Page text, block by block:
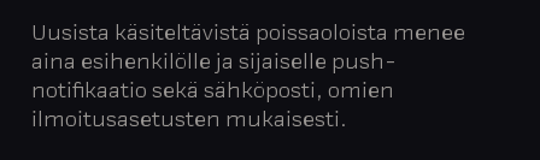
Uusista käsiteltävistä poissaoloista menee
aina esihenkilölle ja sijaiselle push-
notifikaatio sekä sähköposti, omien
ilmoitusasetusten mukaisesti.